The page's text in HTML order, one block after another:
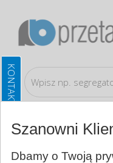
Bezpieczeństwo,
Szanowni
Dbamy o Twoją